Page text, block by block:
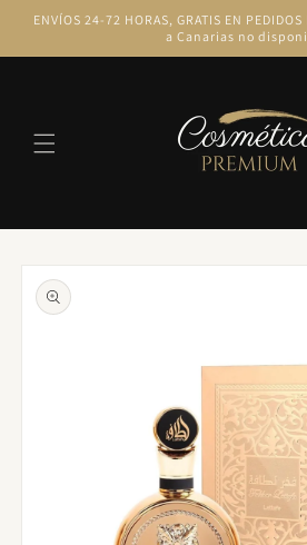
directamente
ENVÍOS 24-72 HORAS, GRATIS EN
a Canarias no
directamente
a la
información